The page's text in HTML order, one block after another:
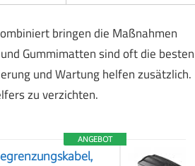
bringen die Maßnahmen
Gummimatten sind oft die besten
und Wartung helfen zusätzlich.
zu verzichten.
ANGEBOT